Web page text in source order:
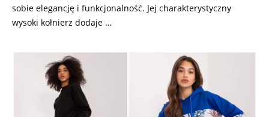
sobie elegancję i funkcjonalność. Jej charakterystyczny
wysoki kołnierz dodaje …